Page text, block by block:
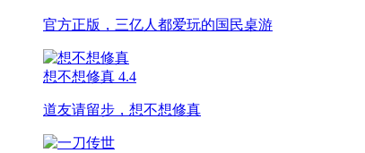
官方正版，三亿人都爱玩的国民桌游
想不想修真 4.4
道友请留步，想不想修真